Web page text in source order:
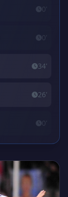
0'
0'
34'
26'
0'